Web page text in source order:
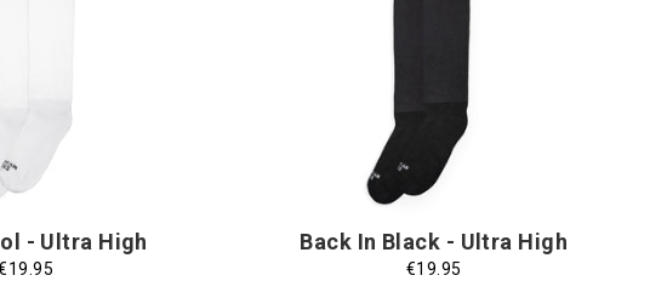
Taglia Unica
Back In Black - Ultra High
€19.95
Unica
- Ultra High